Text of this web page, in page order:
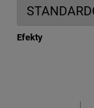
Efekty